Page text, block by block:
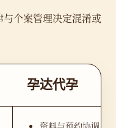
个案管理决定混淆或
孕达代孕
资料与预约协调